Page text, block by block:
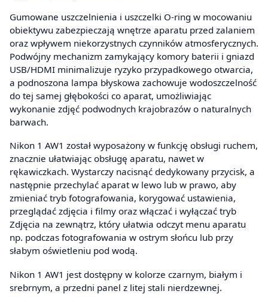
Gumowane uszczelnienia i uszczelki O-ring w mocowaniu
obiektywu zabezpieczają wnętrze aparatu przed zalaniem
oraz wpływem niekorzystnych czynników atmosferycznych.
Podwójny mechanizm zamykający komory baterii i gniazd
USB/HDMI minimalizuje ryzyko przypadkowego otwarcia,
a podnoszona lampa błyskowa zachowuje wodoszczelność
do tej samej głębokości co aparat, umożliwiając
wykonanie zdjęć podwodnych krajobrazów o naturalnych
barwach.
Nikon 1 AW1 został wyposażony w funkcję obsługi ruchem,
znacznie ułatwiając obsługę aparatu, nawet w
rękawiczkach. Wystarczy nacisnąć dedykowany przycisk, a
następnie przechylać aparat w lewo lub w prawo, aby
zmieniać tryb fotografowania, korygować ustawienia,
przeglądać zdjęcia i filmy oraz włączać i wyłączać tryb
Zdjęcia na zewnątrz, który ułatwia odczyt menu aparatu
np. podczas fotografowania w ostrym słońcu lub przy
słabym oświetleniu pod wodą.
Nikon 1 AW1 jest dostępny w kolorze czarnym, białym i
srebrnym, a przedni panel z litej stali nierdzewnej.